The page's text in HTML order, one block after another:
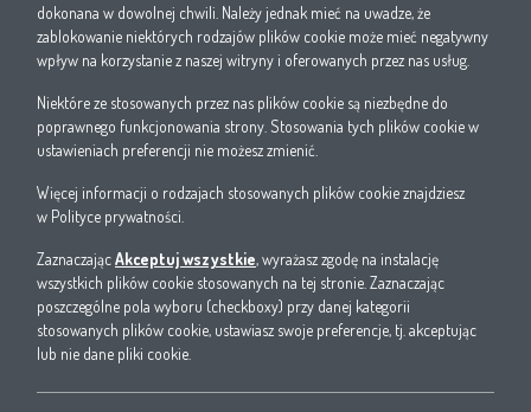
1. Oświadczam, że zapoznałem się i akceptuję politykę prywatności W.EG Polska sp. z
o.o.
2. Wyrażam zgodę na przetwarzanie przez W.EG Polska sp. z o.o. moich danych
bezpośredniego własnych produktów i usług.
3. Wyrażam zgodę na otrzymywanie informacji handlowych od W.EG Polska sp. z o.o.
elektronicznej.
Wyślij
dokonana w dowolnej chwili. Należy jednak mieć na uwadze, że
zablokowanie niektórych rodzajów plików cookie może mieć negatywny
wpływ na korzystanie z naszej witryny i oferowanych przez nas usług.
Niektóre ze stosowanych przez nas plików cookie są niezbędne do
poprawnego funkcjonowania strony. Stosowania tych plików cookie w
ustawieniach preferencji nie możesz zmienić.
Więcej informacji o rodzajach stosowanych plików cookie znajdziesz
w Polityce prywatności
ZaznaczającAkceptuj wszystkie, wyrażasz zgodę na instalację
wszystkich plików cookie stosowanych na tej stronie. Zaznaczając
poszczególne pola wyboru (checkboxy) przy danej kategorii
stosowanych plików cookie, ustawiasz swoje preferencje, tj. akceptując
lub nie dane pliki cookie.